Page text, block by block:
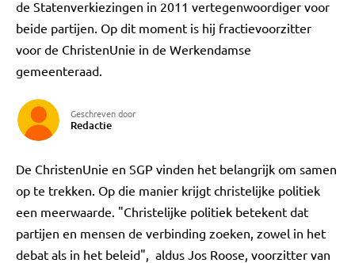
de Statenverkiezingen in 2011 vertegenwoordiger voor
beide partijen. Op dit moment is hij fractievoorzitter
voor de ChristenUnie in de Werkendamse
gemeenteraad.
Geschreven door
Redactie
De ChristenUnie en SGP vinden het belangrijk om samen
op te trekken. Op die manier krijgt christelijke politiek
een meerwaarde. "Christelijke politiek betekent dat
partijen en mensen de verbinding zoeken, zowel in het
debat als in het beleid", aldus Jos Roose, voorzitter van